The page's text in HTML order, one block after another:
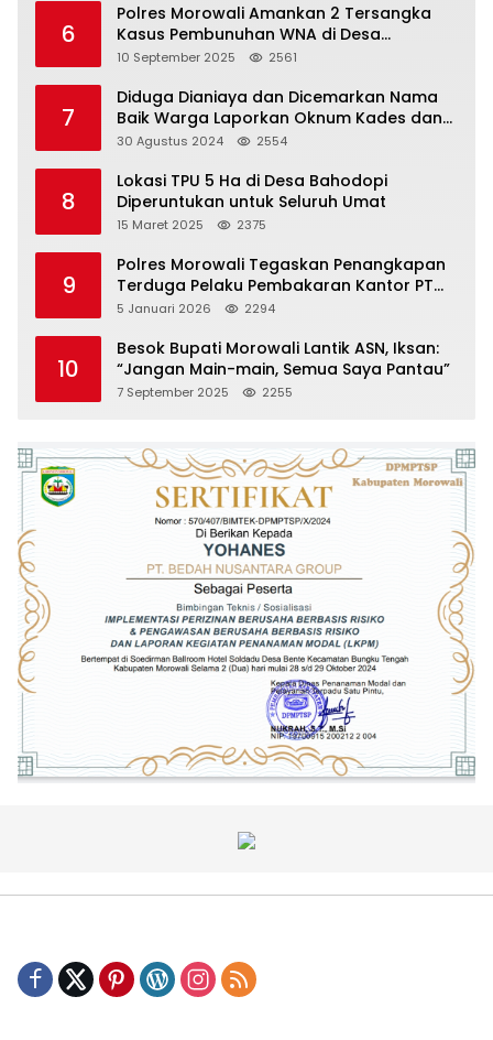
6
Polres Morowali Amankan 2 Tersangka
Kasus Pembunuhan WNA di Desa
Topogaro
10 September 2025 2561
7
Diduga Dianiaya dan Dicemarkan Nama
Baik Warga Laporkan Oknum Kades dan
Oknum Polisi
30 Agustus 2024 2554
8
Lokasi TPU 5 Ha di Desa Bahodopi
Diperuntukan untuk Seluruh Umat
15 Maret 2025 2375
9
Polres Morowali Tegaskan Penangkapan
Terduga Pelaku Pembakaran Kantor PT
RCP Sesuai Prosedur
5 Januari 2026 2294
10
Besok Bupati Morowali Lantik ASN, Iksan:
“Jangan Main-main, Semua Saya Pantau”
7 September 2025 2255